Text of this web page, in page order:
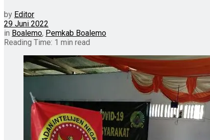
by Editor
29 Juni 2022
in Boalemo, Pemkab Boalemo
Reading Time: 1 min read